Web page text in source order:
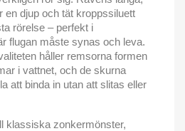
en djup och tät kroppssiluett
rörelse – perfekt i
flugan måste synas och leva.
håller remsorna formen
i vattnet, och de skurna
att binda in utan att slitas eller
klassiska zonkermönster,